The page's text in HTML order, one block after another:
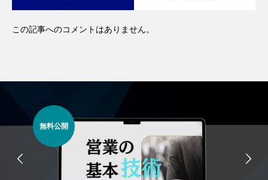
この記事へのコメントはありません。
無料公開